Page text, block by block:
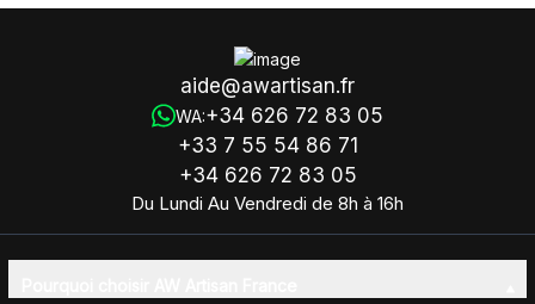
aide@awartisan.fr
WA:+34 626 72 83 05
+33 7 55 54 86 71
+34 626 72 83 05
Du Lundi Au Vendredi de 8h à 16h